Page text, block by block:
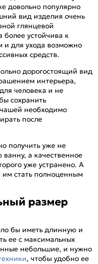
довольно популярно
вид изделия очень
глянцевой
более устойчива к
и для ухода возможно
средств.
дорогостоящий вид
интерьера,
человека и не
сохранить
необходимо
после
получить уже не
а качественное
уже устранено. А
стать полноценным
размер
бы иметь длинную и
ее с максимальных
небольшие, и нужно
, чтобы удобно ее